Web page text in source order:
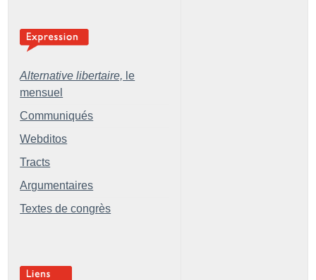
Alternative libertaire, le
mensuel
Communiqués
Webditos
Tracts
Argumentaires
Textes de congrès